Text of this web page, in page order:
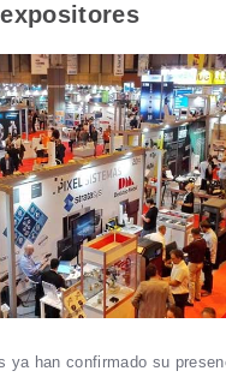
ya han confirmado su